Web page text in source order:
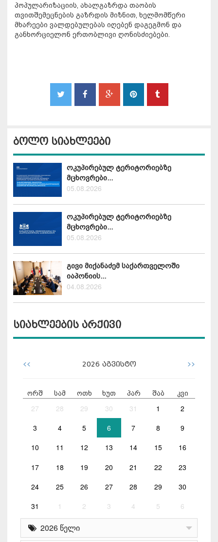
პოპულარიზაციის, ახალგაზრდა თაობის
თვითშემეცნების გაზრდის მიზნით, ხელმომწერი
მხარეები ვალდებულებას იღებენ დაგეგმონ და
განხორციელონ ერთობლივი ღონისძიებები.
ბოლო სიახლეები
ოკუპირებულ ტერიტორიებზე
მცხოვრები...
05.08.2026
ოკუპირებულ ტერიტორიებზე
მცხოვრები...
05.08.2026
გივი მიქანაძემ საქართველოში
იაპონიის...
04.08.2026
სიახლეების არქივი
<< 2026 აგვისტო >>
ორშ სამ ოთხ ხუთ პარ შაბ კვი
27 28 29 30 31 1 2
3 4 5 6 7 8 9
10 11 12 13 14 15 16
17 18 19 20 21 22 23
24 25 26 27 28 29 30
31 1 2 3 4 5 6
2026 წელი